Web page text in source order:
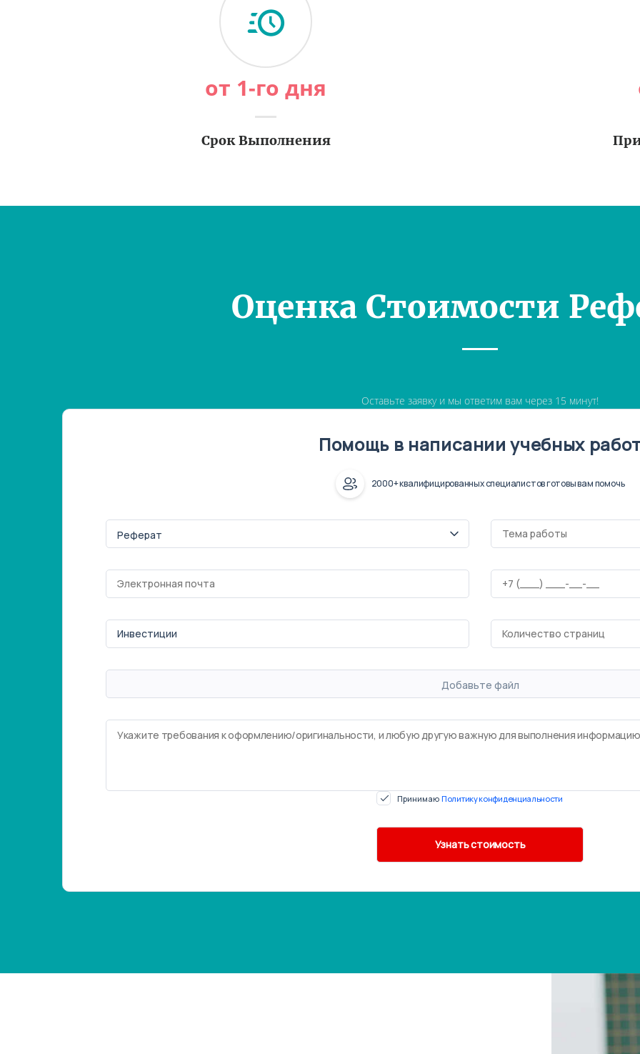
от 1-го дня
Срок Выполнения
Оценка Стоимости
Оставьте заявку и мы ответим вам через 15 минут!
Помощь в написании учебных
2000+ квалифицированных специалистов готовы вам помочь
Добавьте файл
Принимаю Политику конфиденциальности